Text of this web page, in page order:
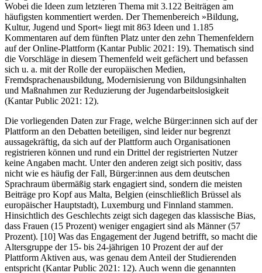
Wobei die Ideen zum letzteren Thema mit 3.122 Beiträgen am
häufigsten kommentiert werden. Der Themenbereich »Bildung,
Kultur, Jugend und Sport« liegt mit 863 Ideen und 1.185
Kommentaren auf dem fünften Platz unter den zehn Themenfeldern
auf der Online-Plattform (Kantar Public 2021: 19). Thematisch sind
die Vorschläge in diesem Themenfeld weit gefächert und befassen
sich u. a. mit der Rolle der europäischen Medien,
Fremdsprachenausbildung, Modernisierung von Bildungsinhalten
und Maßnahmen zur Reduzierung der Jugendarbeitslosigkeit
(Kantar Public 2021: 12).
Die vorliegenden Daten zur Frage, welche Bürger:innen sich auf der
Plattform an den Debatten beteiligen, sind leider nur begrenzt
aussagekräftig, da sich auf der Plattform auch Organisationen
registrieren können und rund ein Drittel der registrierten Nutzer
keine Angaben macht. Unter den anderen zeigt sich positiv, dass
nicht wie es häufig der Fall, Bürger:innen aus dem deutschen
Sprachraum übermäßig stark engagiert sind, sondern die meisten
Beiträge pro Kopf aus Malta, Belgien (einschließlich Brüssel als
europäischer Hauptstadt), Luxemburg und Finnland stammen.
Hinsichtlich des Geschlechts zeigt sich dagegen das klassische Bias,
dass Frauen (15 Prozent) weniger engagiert sind als Männer (57
Prozent). [10] Was das Engagement der Jugend betrifft, so macht die
Altersgruppe der 15- bis 24-jährigen 10 Prozent der auf der
Plattform Aktiven aus, was genau dem Anteil der Studierenden
entspricht (Kantar Public 2021: 12). Auch wenn die genannten